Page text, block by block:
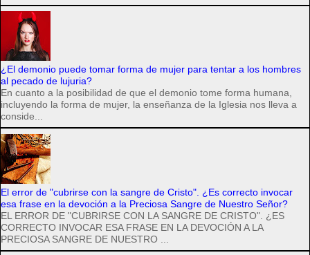
¿El demonio puede tomar forma de mujer para tentar a los hombres
al pecado de lujuria?
En cuanto a la posibilidad de que el demonio tome forma humana,
incluyendo la forma de mujer, la enseñanza de la Iglesia nos lleva a
conside...
El error de "cubrirse con la sangre de Cristo". ¿Es correcto invocar
esa frase en la devoción a la Preciosa Sangre de Nuestro Señor?
EL ERROR DE "CUBRIRSE CON LA SANGRE DE CRISTO". ¿ES
CORRECTO INVOCAR ESA FRASE EN LA DEVOCIÓN A LA
PRECIOSA SANGRE DE NUESTRO ...